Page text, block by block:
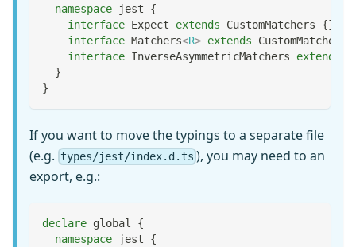
namespace jest {
interface Expect extends CustomMatchers {}
interface Matchers<R> extends CustomMatchers
interface InverseAsymmetricMatchers extends
}
}
If you want to move the typings to a separate file
(e.g. types/jest/index.d.ts ), you may need to an
export, e.g.:
declare global {
namespace jest {